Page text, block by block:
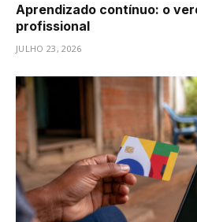
Aprendizado contínuo: o
profissional
JULHO 23, 2026